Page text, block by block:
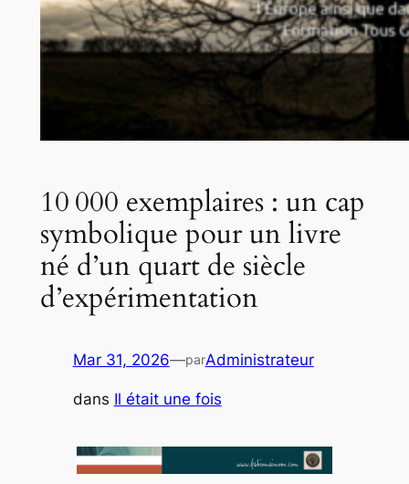
10 000 exemplaires : un cap
symbolique pour un livre
né d’un quart de siècle
d’expérimentation
Mar 31, 2026—parAdministrateur
dans Il était une fois